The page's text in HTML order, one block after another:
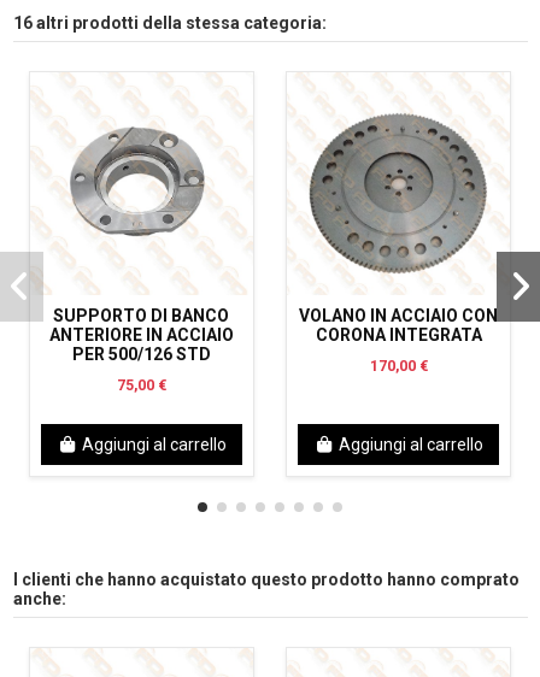
16 altri prodotti della stessa categoria:
SUPPORTO DI BANCO
ANTERIORE IN ACCIAIO
PER 500/126 STD
75,00 €
Aggiungi al carrello
VOLANO IN ACCIAIO CON
CORONA INTEGRATA
170,00 €
Aggiungi al carrello
I clienti che hanno acquistato questo prodotto hanno comprato
anche: